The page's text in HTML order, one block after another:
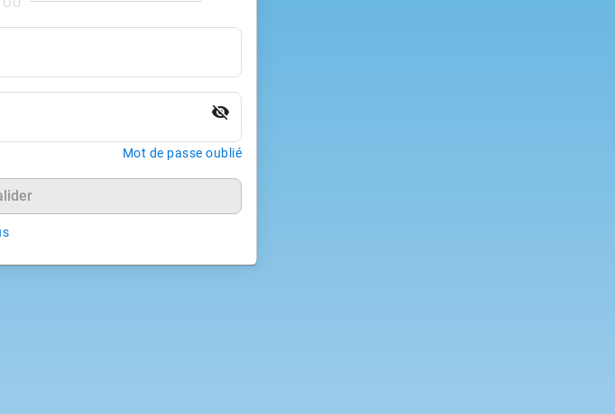
visibility_off
Mot de passe oublié